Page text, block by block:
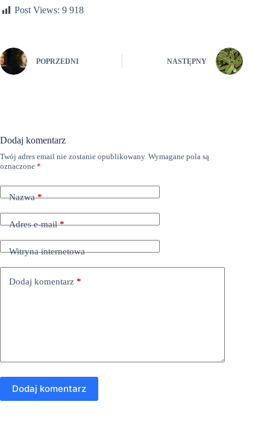
Post Views: 9 918
POPRZEDNI NASTĘPNY
Dodaj komentarz
Twój adres email nie zostanie opublikowany. Wymagane pola są
oznaczone *
Nazwa*
Adres e-mail*
Witryna internetowa
Dodaj komentarz *
Dodaj komentarz